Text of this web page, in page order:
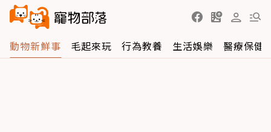
動物新鮮事 毛起來玩 行為教養 生活娛樂 醫療保健